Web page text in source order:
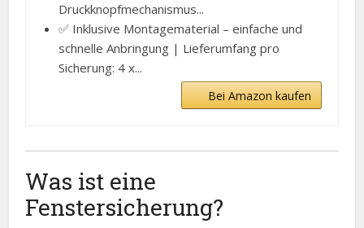
Druckknopfmechanismus...
✅ Inklusive Montagematerial – einfache und
schnelle Anbringung | Lieferumfang pro
Sicherung: 4 x...
Bei Amazon kaufen
Was ist eine
Fenstersicherung?